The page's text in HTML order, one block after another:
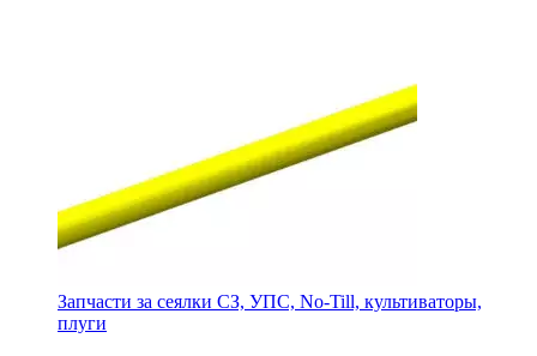
Запчасти за сеялки СЗ, УПС, No-Till, культиваторы,
плуги